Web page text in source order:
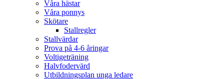
Våra hästar
Våra ponnys
Skötare
Stallregler
Stallvärdar
Prova på 4-6 åringar
Voltigeträning
Halvfodervärd
Utbildningsplan unga ledare